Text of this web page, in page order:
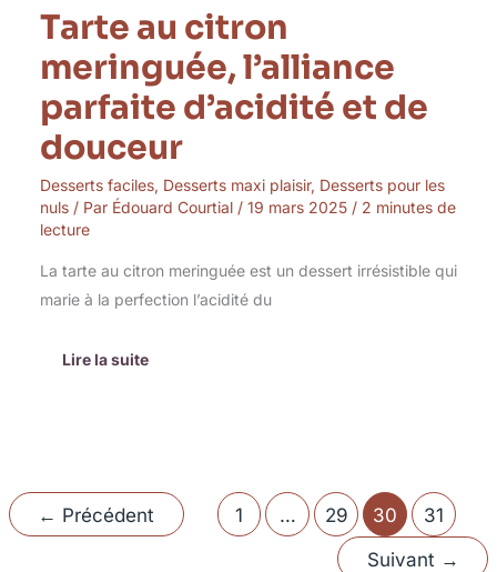
Tarte au citron
meringuée, l’alliance
parfaite d’acidité et de
douceur
Desserts faciles, Desserts maxi plaisir, Desserts pour les
nuls/ Par Édouard Courtial / 19 mars 2025 / 2 minutes de
lecture
La tarte au citron meringuée est un dessert irrésistible qui
marie à la perfection l’acidité du
Lire la suite
← Précédent 1 … 29 30
31
Suivant →